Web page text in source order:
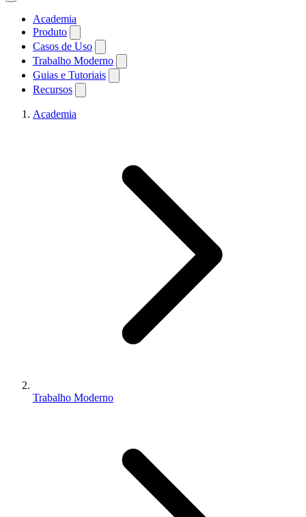
Academia
Produto
Casos de Uso
Trabalho Moderno
Guias e Tutoriais
Recursos
Academia
Trabalho Moderno